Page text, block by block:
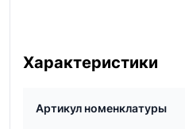
Характеристики
Артикул номенклатуры